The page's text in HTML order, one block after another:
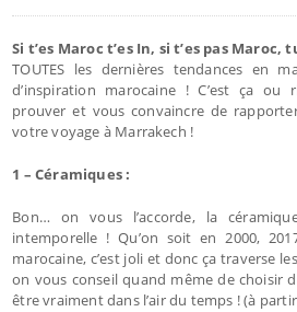
Si t’es Maroc t’es In, si t’es pas Maroc,
TOUTES les dernières tendances en
d’inspiration marocaine ! C’est ça ou
prouver et vous convaincre de
votre voyage à Marrakech !
1 – Céramiques :
Bon… on vous l’accorde, la
intemporelle ! Qu’on soit en 2000,
marocaine, c’est joli et donc ça traverse
on vous conseil quand même de choisir
être vraiment dans l’air du temps ! (à